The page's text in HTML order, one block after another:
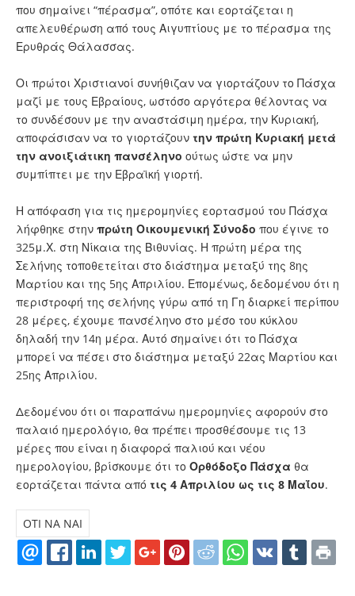
που σημαίνει “πέρασμα”, οπότε και εορτάζεται η
απελευθέρωση από τους Αιγυπτίους με το πέρασμα της
Ερυθράς Θάλασσας.
Οι πρώτοι Χριστιανοί συνήθιζαν να γιορτάζουν το Πάσχα
μαζί με τους Εβραίους, ωστόσο αργότερα θέλοντας να
το συνδέσουν με την αναστάσιμη ημέρα, την Κυριακή,
αποφάσισαν να το γιορτάζουν την πρώτη Κυριακή μετά
την ανοιξιάτικη πανσέληνο ούτως ώστε να μην
συμπίπτει με την Εβραϊκή γιορτή.
Η απόφαση για τις ημερομηνίες εορτασμού του Πάσχα
λήφθηκε στην πρώτη Οικουμενική Σύνοδο που έγινε το
325μ.Χ. στη Νίκαια της Βιθυνίας. Η πρώτη μέρα της
Σελήνης τοποθετείται στο διάστημα μεταξύ της 8ης
Μαρτίου και της 5ης Απριλίου. Επομένως, δεδομένου ότι η
περιστροφή της σελήνης γύρω από τη Γη διαρκεί περίπου
28 μέρες, έχουμε πανσέληνο στο μέσο του κύκλου
δηλαδή την 14η μέρα. Αυτό σημαίνει ότι το Πάσχα
μπορεί να πέσει στο διάστημα μεταξύ 22ας Μαρτίου και
25ης Απριλίου.
Δεδομένου ότι οι παραπάνω ημερομηνίες αφορούν στο
παλαιό ημερολόγιο, θα πρέπει προσθέσουμε τις 13
μέρες που είναι η διαφορά παλιού και νέου
ημερολογίου, βρίσκουμε ότι το Ορθόδοξο Πάσχα θα
εορτάζεται πάντα από τις 4 Απριλίου ως τις 8 Μαΐου.
OTI NA NAI